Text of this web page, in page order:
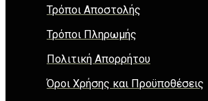
Τρόποι Αποστολής
Τρόποι Πληρωμής
Πολιτική Απορρήτου
Όροι Χρήσης και Προϋποθέσεις